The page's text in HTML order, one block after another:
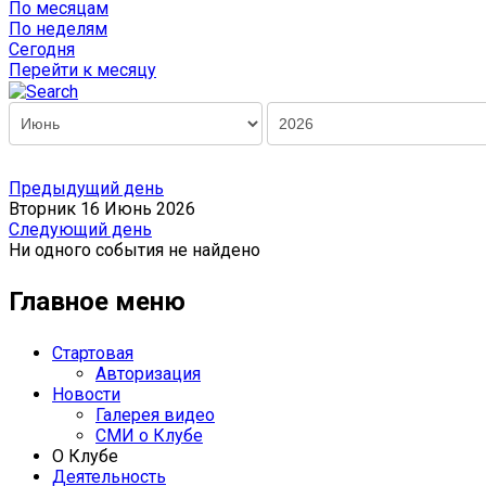
По месяцам
По неделям
Сегодня
Перейти к месяцу
Предыдущий день
Вторник 16 Июнь 2026
Следующий день
Ни одного события не найдено
Главное меню
Стартовая
Авторизация
Новости
Галерея видео
СМИ о Клубе
О Клубе
Деятельность